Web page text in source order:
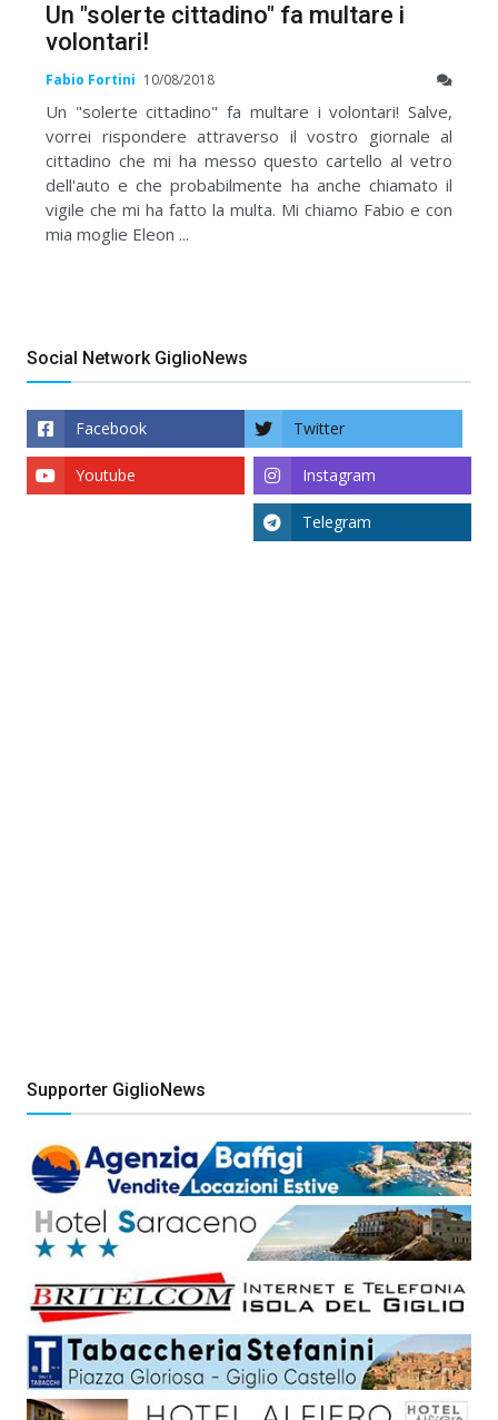
Un "solerte cittadino" fa multare i
volontari!
Fabio Fortini 10/08/2018
Un "solerte cittadino" fa multare i volontari! Salve,
vorrei rispondere attraverso il vostro giornale al
cittadino che mi ha messo questo cartello al vetro
dell'auto e che probabilmente ha anche chiamato il
vigile che mi ha fatto la multa. Mi chiamo Fabio e con
mia moglie Eleon ...
Social Network GiglioNews
Facebook Twitter
Instagram
Youtube
Telegram
Supporter GiglioNews